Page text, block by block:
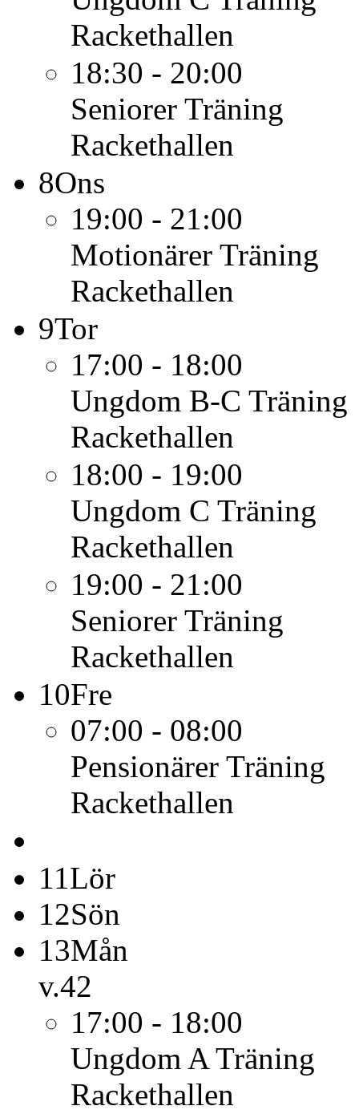
Rackethallen
18:30 - 20:00
Seniorer Träning
Rackethallen
8Ons
19:00 - 21:00
Motionärer Träning
Rackethallen
9Tor
17:00 - 18:00
Ungdom B-C Träning
Rackethallen
18:00 - 19:00
Ungdom C Träning
Rackethallen
19:00 - 21:00
Seniorer Träning
Rackethallen
10Fre
07:00 - 08:00
Pensionärer Träning
Rackethallen
11Lör
12Sön
13Mån
v.42
17:00 - 18:00
Ungdom A Träning
Rackethallen